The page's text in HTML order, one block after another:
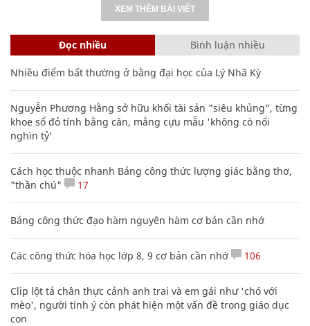
XEM THÊM BÀI VIẾT
Đọc nhiều Bình luận nhiều
Nhiều điểm bất thường ở bằng đại học của Lý Nhã Kỳ
Nguyễn Phương Hằng sở hữu khối tài sản "siêu khủng", từng
khoe sổ đỏ tính bằng cân, mắng cựu mẫu 'không có nổi
nghìn tỷ'
Cách học thuộc nhanh Bảng công thức lượng giác bằng thơ,
"thần chú"
17
Bảng công thức đạo hàm nguyên hàm cơ bản cần nhớ
Các công thức hóa học lớp 8, 9 cơ bản cần nhớ 106
Clip lột tả chân thực cảnh anh trai và em gái như 'chó với
mèo', người tinh ý còn phát hiện một vấn đề trong giáo dục
con